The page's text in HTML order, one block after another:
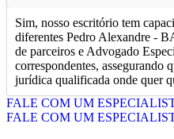
Sim, nosso escritório tem
diferentes Pedro Alexandre -
de parceiros e Advogado
correspondentes, assegurando
jurídica qualificada onde quer
FALE COM UM
FALE COM UM